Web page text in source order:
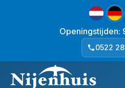
Openingstijden:
0522